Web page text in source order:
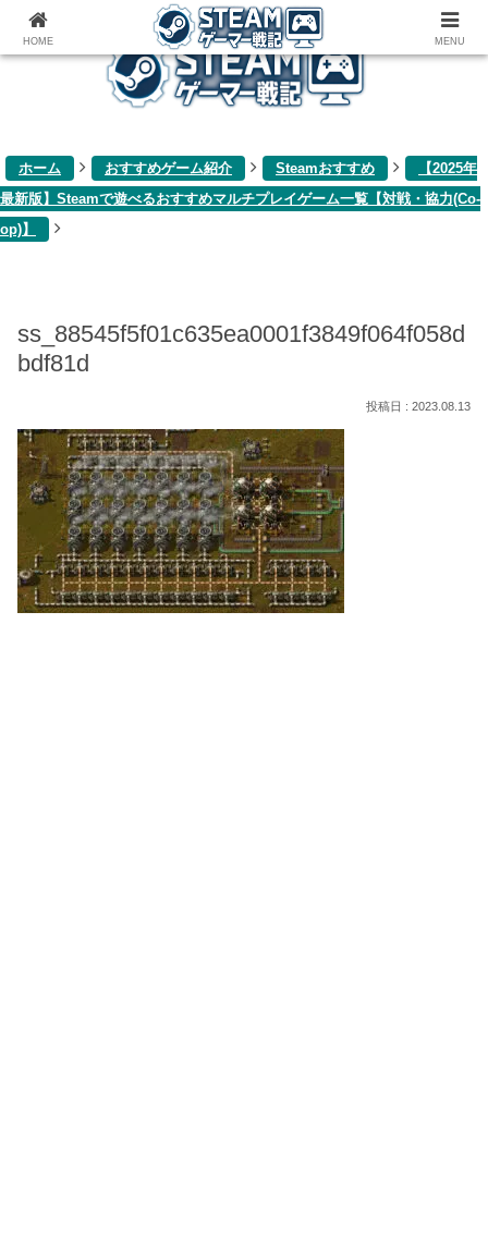
ゲーム関連雑記ブログ
ホーム おすすめゲーム紹介 Steamおすすめ
【2025年
最新版】Steamで遊べるおすすめマルチプレイゲーム一覧【対戦・協力(Co-
op)】
ss_88545f5f01c635ea0001f3849f064f058d
bdf81d
2023.08.13
HOME MENU